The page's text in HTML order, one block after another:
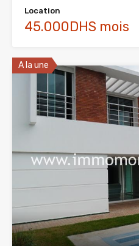
Location
45.000DHS mois
A la une